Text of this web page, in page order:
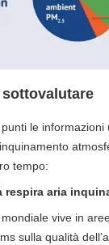
le
tempo:
respira aria
vive in
sulla qualità